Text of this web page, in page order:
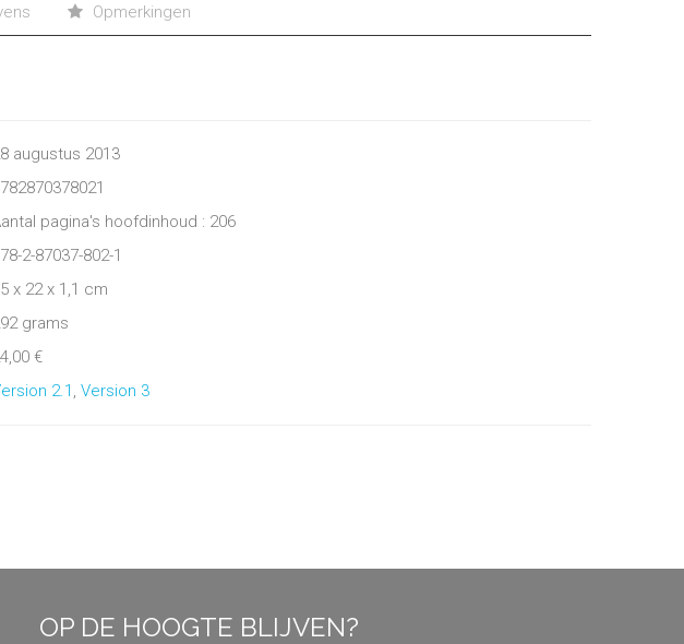
Opmerkingen
augustus 2013
pagina's hoofdinhoud : 206
2-87037-802-1
x 22 x 1,1 cm
grams
€
2.1 Version 3
OP DE HOOGTE BLIJVEN?